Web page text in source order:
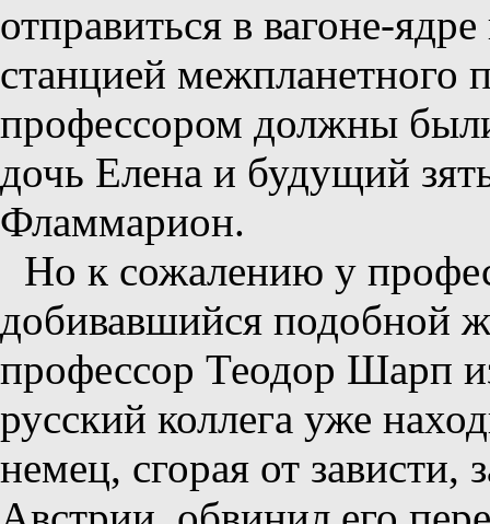
отправиться в вагоне-
станцией межпланетного
профессором должны
дочь Елена и будущий
Фламмарион.
Но к сожалению у
добивавшийся подобной
профессор Теодор Шарп
русский коллега уже
немец, сгорая от